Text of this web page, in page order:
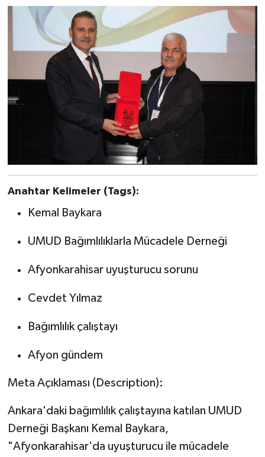
Anahtar Kelimeler (Tags):
Kemal Baykara
UMUD Bağımlılıklarla Mücadele Derneği
Afyonkarahisar uyuşturucu sorunu
Cevdet Yılmaz
Bağımlılık çalıştayı
Afyon gündem
Meta Açıklaması (Description):
Ankara'daki bağımlılık çalıştayına katılan UMUD
Derneği Başkanı Kemal Baykara,
"Afyonkarahisar'da uyuşturucu ile mücadele